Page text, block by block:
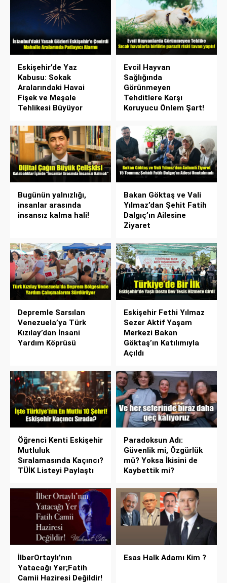
Eskişehir’de Yaz
Kabusu: Sokak
Aralarındaki Havai
Fişek ve Meşale
Tehlikesi Büyüyor
Evcil Hayvan
Sağlığında
Görünmeyen
Tehditlere Karşı
Koruyucu Önlem Şart!
Bugünün yalnızlığı,
insanlar arasında
insansız kalma hali!
Bakan Göktaş ve Vali
Yılmaz’dan Şehit Fatih
Dalgıç’ın Ailesine
Ziyaret
Depremle Sarsılan
Venezuela’ya Türk
Kızılay’dan İnsani
Yardım Köprüsü
Eskişehir Fethi Yılmaz
Sezer Aktif Yaşam
Merkezi Bakan
Göktaş’ın Katılımıyla
Açıldı
Öğrenci Kenti Eskişehir
Mutluluk
Sıralamasında Kaçıncı?
TÜİK Listeyi Paylaştı
Paradoksun Adı:
Güvenlik mi, Özgürlük
mü? Yoksa İkisini de
Kaybettik mi?
İlberOrtaylı’nın
Yatacağı Yer;Fatih
Camii Haziresi Değildir!
Esas Halk Adamı Kim ?